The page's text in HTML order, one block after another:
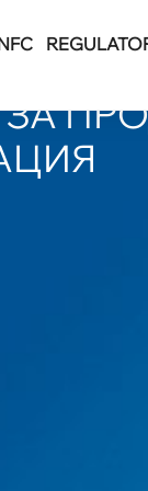
ЗА